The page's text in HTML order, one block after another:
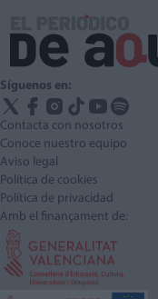
Síguenos en:
Contacta con nosotros
Conoce nuestro equipo
Aviso legal
Política de cookies
Política de privacidad
Amb el finançament de: